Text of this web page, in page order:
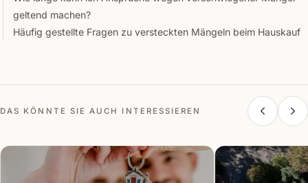
geltend machen?
Häufig gestellte Fragen zu versteckten Mängeln beim Hauskauf
DAS KÖNNTE SIE AUCH INTERESSIEREN